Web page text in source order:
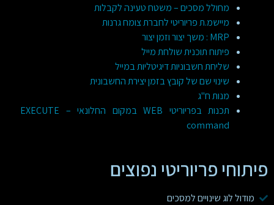
מחולל מסכים – משטח טעינה לקבלות
מיישמ.ת פריוריטי לחברת צומח גרנות
MRP : משך יצור וזמן יצור
פיתוח תוכנית שולחת מייל
שליחת חשבוניות דיגיטליות במייל
שינוי שם של קובץ בזמן יצירת החשבונית
מנות ח"ג
תכנות בפריוריטי WEB במקום החלונאי – EXECUTE
command
פיתוחי פריוריטי נפוצים
מודול לוג שינויים למסכים